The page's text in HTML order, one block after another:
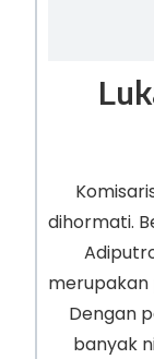
dihormati.
merupakan
Dengan
banyak